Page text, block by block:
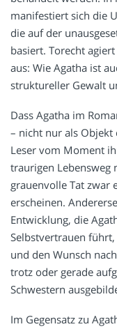
manifestiert sich die
die auf der
basiert. Torecht
aus: Wie Agatha ist
struktureller Gewalt
Dass Agatha im
– nicht nur als Objekt
Leser vom Moment
traurigen Lebensweg
grauenvolle Tat zwar
erscheinen.
Entwicklung, die
Selbstvertrauen
und den Wunsch
trotz oder gerade
Schwestern
Im Gegensatz zu